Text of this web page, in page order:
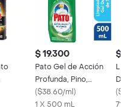
Sarro
$ 19.300
Pato Gel de Acción
Profunda, Pino,
Limpiador y
desinfectante para
($38.60/ml)
1 X 500 mL
$
(
710